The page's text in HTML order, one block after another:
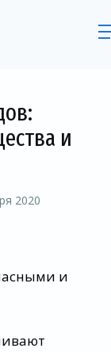
и
2020
и